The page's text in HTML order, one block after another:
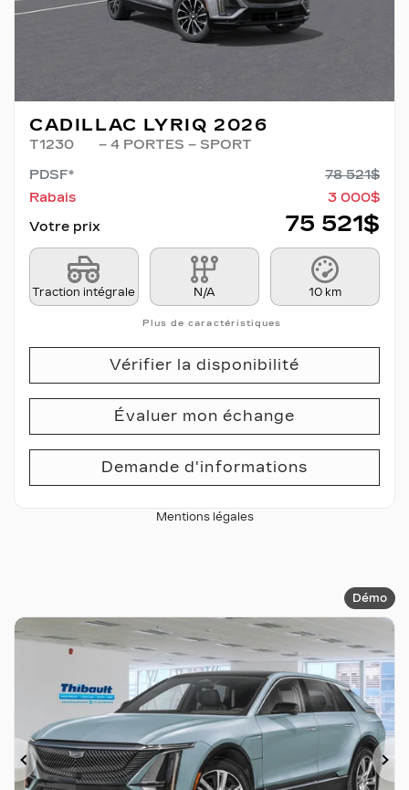
CADILLAC LYRIQ 2026
T1230
– 4 PORTES – SPORT
PDSF*
78 521$
Rabais
3 000$
Votre prix
75 521$
Traction intégrale N/A 10 km
Plus de caractéristiques
Vérifier la disponibilité
Évaluer mon échange
Demande d'informations
Mentions légales
Démo
Précédent